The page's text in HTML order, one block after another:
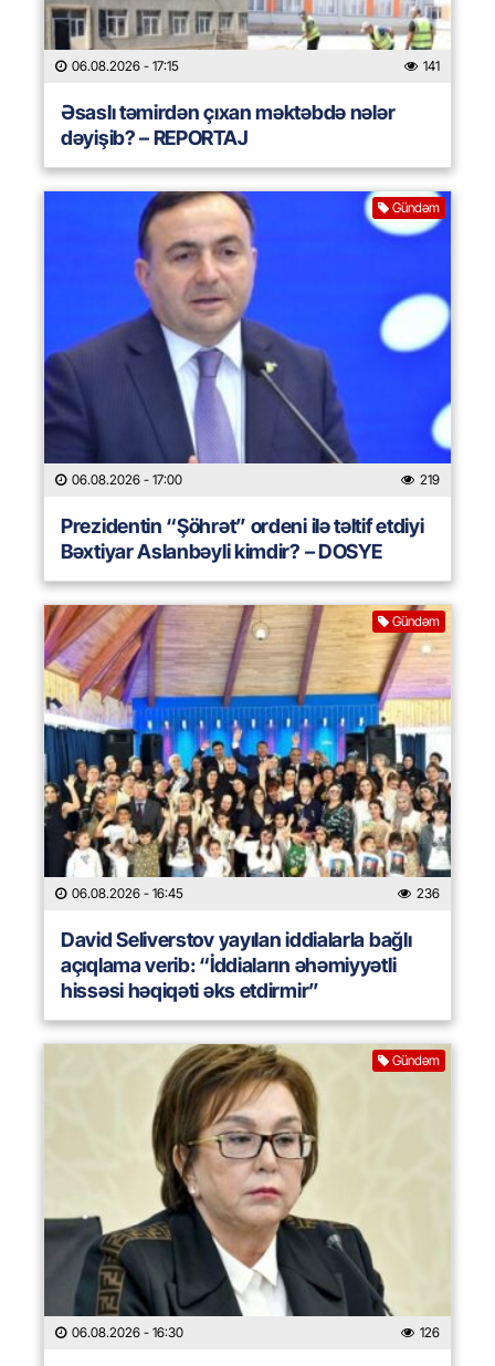
06.08.2026 - 17:15 141
Əsaslı təmirdən çıxan məktəbdə nələr
dəyişib? – REPORTAJ
Gündəm
06.08.2026 - 17:00 219
Prezidentin “Şöhrət” ordeni ilə təltif etdiyi
Bəxtiyar Aslanbəyli kimdir? – DOSYE
Gündəm
06.08.2026 - 16:45 236
David Seliverstov yayılan iddialarla bağlı
açıqlama verib: “İddiaların əhəmiyyətli
hissəsi həqiqəti əks etdirmir”
Gündəm
06.08.2026 - 16:30 126